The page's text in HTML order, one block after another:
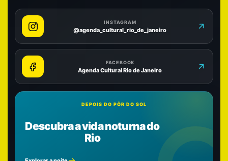
INSTAGRAM
@agenda_cultural_rio_de_janeiro
FACEBOOK
Agenda Cultural Rio de Janeiro
DEPOIS DO PÔR DO SOL
Descubra a vida noturna do
Rio